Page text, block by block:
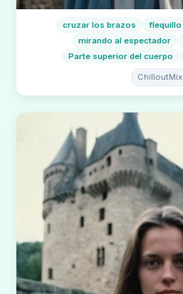
cruzar los brazos flequillo
mirando al espectador
Parte superior del cuerpo
ChilloutMix